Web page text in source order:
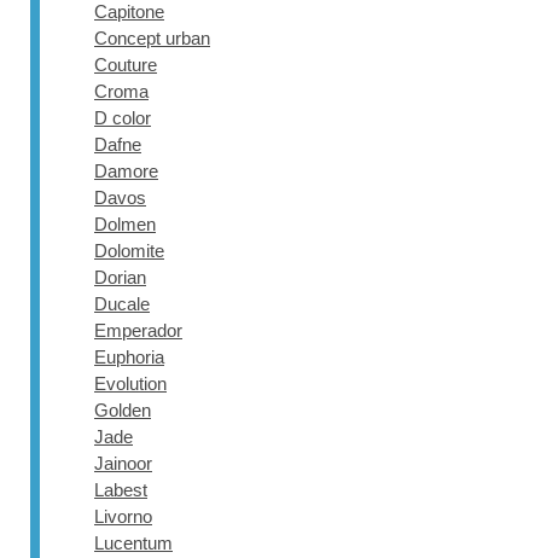
Capitone
Concept urban
Couture
Croma
D color
Dafne
Damore
Davos
Dolmen
Dolomite
Dorian
Ducale
Emperador
Euphoria
Evolution
Golden
Jade
Jainoor
Labest
Livorno
Lucentum